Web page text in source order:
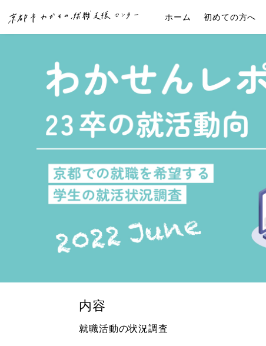
ホーム 初めての方へ
内容
就職活動の状況調査